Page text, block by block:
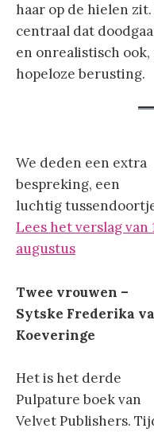
haar op de hielen
centraal dat
en onrealistisch
hopeloze berusting.
We deden een extra
bespreking, een
luchtig
Lees het verslag van
augustus
Twee vrouwen –
Sytske Frederika
Koeveringe
Het is het derde
Pulpature boek van
Velvet Publishers.